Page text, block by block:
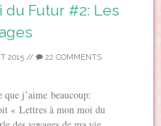
du Futur #2: Les
2015// 22 COMMENTS
j’aime beaucoup:
« Lettres à mon moi du